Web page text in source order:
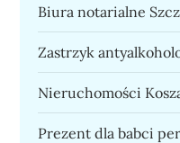
Biura notarialne
Zastrzyk
Nieruchomości
Prezent dla babci